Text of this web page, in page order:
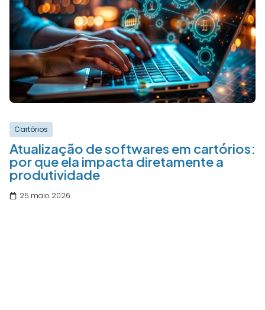
Cartórios
Atualização de softwares em cartórios:
por que ela impacta diretamente a
produtividade
25 maio 2026